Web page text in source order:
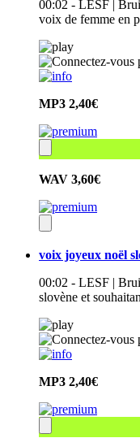
00:02 - LESF |
voix de femme en
MP3 2,40€
WAV 3,60€
voix joyeux noël
00:02 - LESF |
slovène et
MP3 2,40€